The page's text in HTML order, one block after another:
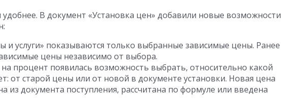
В документ «Установка цен» добавили новые возможности
и услуги» показываются только выбранные зависимые цены. Ранее
цены независимо от выбора.
процент появилась возможность выбрать, относительно какой
от старой цены или от новой в документе установки. Новая цена
из документа поступления, рассчитана по формуле или введена